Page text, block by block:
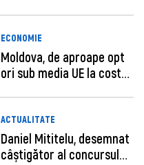
ECONOMIE
Moldova, de aproape opt
ori sub media UE la costul
ACTUALITATE
Daniel Mititelu, desemnat
câștigător al concursului